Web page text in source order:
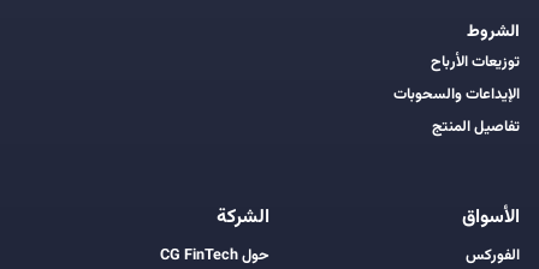
الشروط
توزيعات الأرباح
الإيداعات والسحوبات
تفاصيل المنتج
الأسواق
الفوركس
الشركة
حول CG FinTech